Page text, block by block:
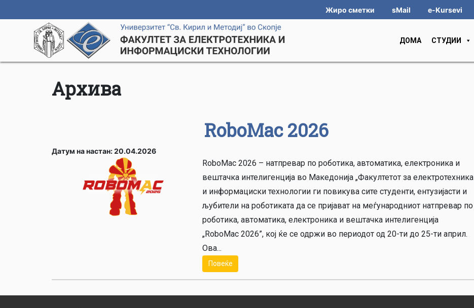
Жиро сметки sMail e-Kursevi
ДОМА СТУДИИ
Архива
RoboMac 2026
Датум на настан: 20.04.2026
RoboMac 2026 – натпревар по роботика, автоматика, електроника и
вештачка интелигенција во Македонија „Факултетот за електротехника
и информациски технологии ги повикува сите студенти, ентузијасти и
љубители на роботиката да се пријават на меѓународниот натпревар по
роботика, автоматика, електроника и вештачка интелигенција
„RoboMac 2026”, кој ќе се одржи во периодот од 20-ти до 25-ти април.
Ова...
Повеќе